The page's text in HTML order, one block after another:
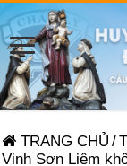
TRANG CHỦ /
Vinh Sơn Liêm